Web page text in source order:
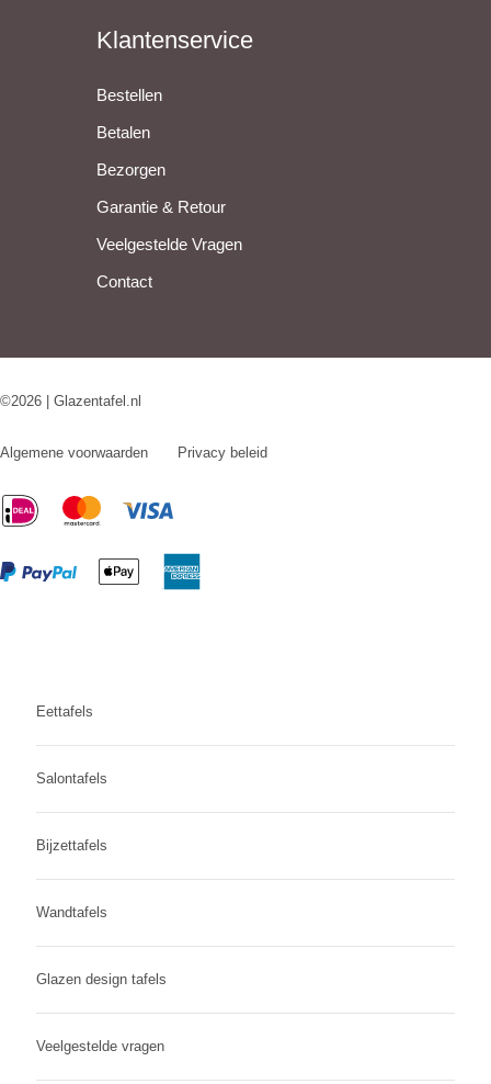
Klantenservice
Bestellen
Betalen
Bezorgen
Garantie & Retour
Veelgestelde Vragen
Contact
©2026 | Glazentafel.nl
Algemene voorwaarden Privacy beleid
Eettafels
Salontafels
Bijzettafels
Wandtafels
Glazen design tafels
Veelgestelde vragen